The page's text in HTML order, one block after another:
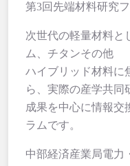
第3回先端材料研究
次世代の軽量材料と
ム、チタンその他
ハイブリッド材料に
ら、実際の産学共同
成果を中心に情報交
ラムです。
中部経済産業局電力